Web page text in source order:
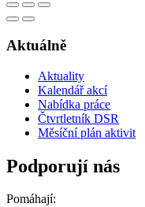
Aktuálně
Aktuality
Kalendář akcí
Nabídka práce
Čtvrtletník DSR
Měsíční plán aktivit
Podporují nás
Pomáhají: